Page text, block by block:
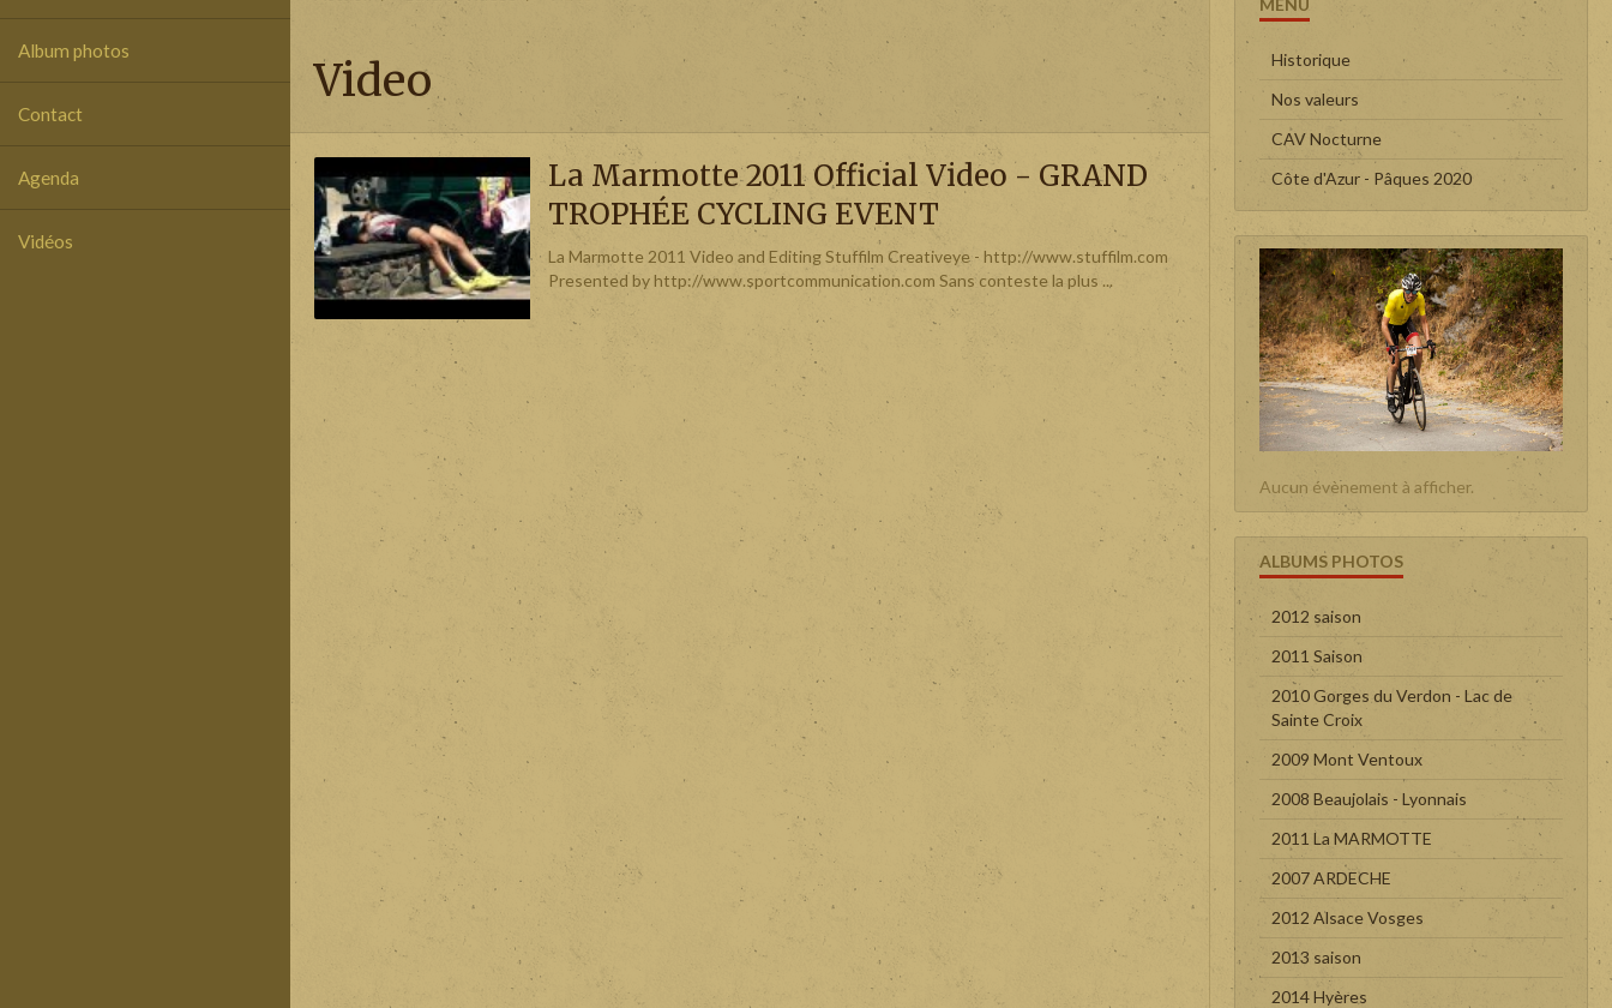
Album photos
Contact
Agenda
Vidéos
Video
La Marmotte 2011 Official Video - GRAND
TROPHÉE CYCLING EVENT
La Marmotte 2011 Video and Editing Stuffilm Creativeye - http://www.stuffilm.com
Presented by http://www.sportcommunication.com Sans conteste la plus ...
MENU
Historique
Nos valeurs
CAV Nocturne
Côte d'Azur - Pâques 2020
Aucun évènement à afficher.
ALBUMS PHOTOS
2012 saison
2011 Saison
2010 Gorges du Verdon - Lac de
Sainte Croix
2009 Mont Ventoux
2008 Beaujolais - Lyonnais
2011 La MARMOTTE
2007 ARDECHE
2012 Alsace Vosges
2013 saison
2014 Hyères